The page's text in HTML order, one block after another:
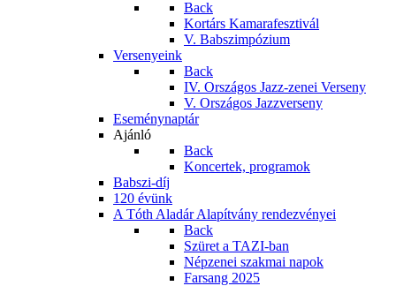
Back
Kortárs Kamarafesztivál
V. Babszimpózium
Versenyeink
Back
IV. Országos Jazz-zenei Verseny
V. Országos Jazzverseny
Eseménynaptár
Ajánló
Back
Koncertek, programok
Babszi-díj
120 évünk
A Tóth Aladár Alapítvány rendezvényei
Back
Szüret a TAZI-ban
Népzenei szakmai napok
Farsang 2025